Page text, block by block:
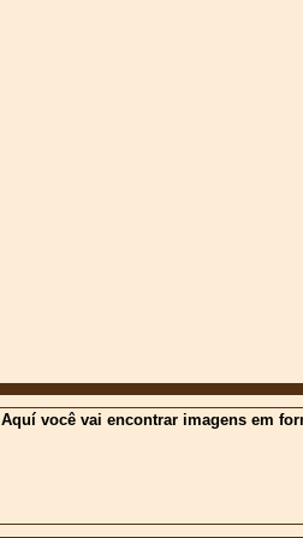
Aquí você vai encontrar imagens em